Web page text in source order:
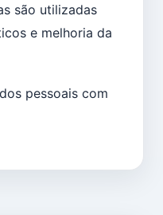
são utilizadas
e melhoria da
pessoais com